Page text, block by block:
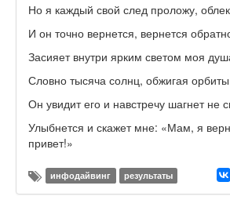
Но я каждый свой след проложу,
И он точно вернется, вернется
Засияет внутри ярким светом моя
Словно тысяча солнц, обжигая
Он увидит его и навстречу шагнет не
Улыбнется и скажет мне: «Мам, я
привет!»
инфодайвинг результаты